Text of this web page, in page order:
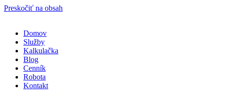
Preskočiť na obsah
Domov
Služby
Kalkulačka
Blog
Cenník
Robota
Kontakt